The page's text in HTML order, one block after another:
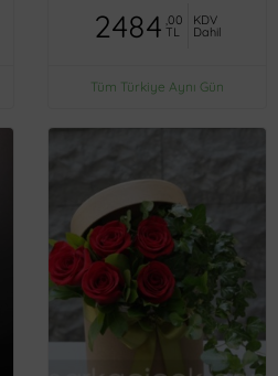
2484 ,00
TL
KDV
Dahil
Tüm Türkiye Aynı Gün